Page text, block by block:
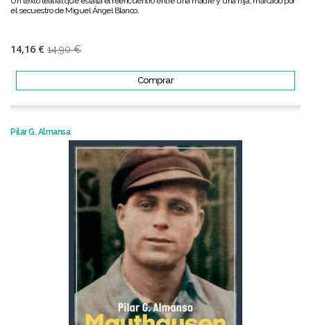
el secuestro de Miguel Ángel Blanco.
14,16 € 14,90 €
Comprar
Pilar G. Almansa